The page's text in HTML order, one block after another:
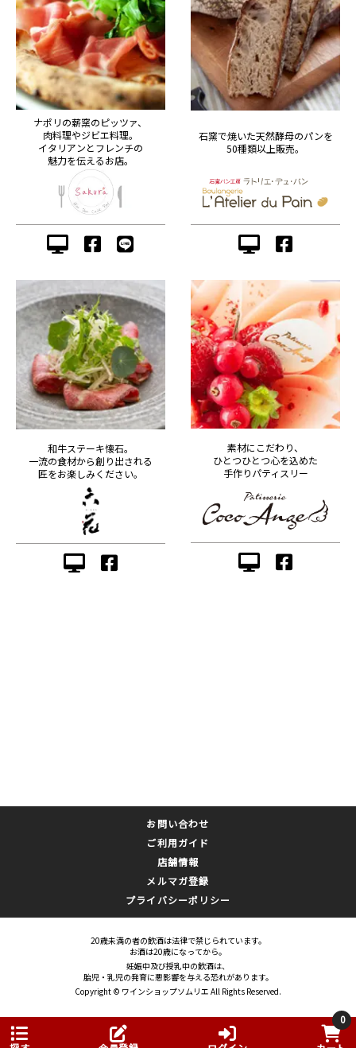
0
ナポリの薪窯のピッツァ、
肉料理やジビエ料理。
イタリアンとフレンチの
魅力を伝えるお店。
石窯で焼いた天然酵母のパンを
50種類以上販売。
和牛ステーキ懐石。
一流の食材から創り出される
匠をお楽しみください。
素材にこだわり、
ひとつひとつ心を込めた
手作りパティスリー
お問い合わせ
ご利用ガイド
店舗情報
メルマガ登録
プライバシーポリシー
20歳未満の者の飲酒は法律で禁じられています。
お酒は20歳になってから。
妊娠中及び授乳中の飲酒は、
胎児・乳児の発育に悪影響を与える恐れがあります。
Copyright © ワインショップソムリエ All Rights Reserved.